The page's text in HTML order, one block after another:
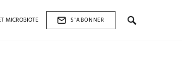
MICROBIOTE
S'ABONNER